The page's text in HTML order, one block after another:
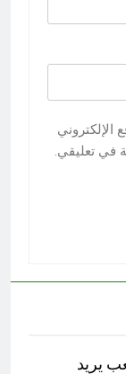
الإلكتروني
في تعليقي.
يريد